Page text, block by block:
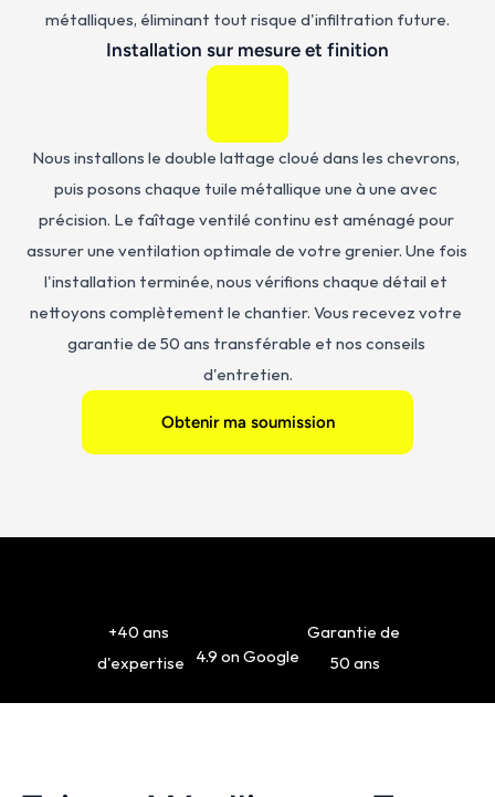
métalliques, éliminant tout risque d'infiltration future.
Installation sur mesure et finition
Nous installons le double lattage cloué dans les chevrons,
puis posons chaque tuile métallique une à une avec
précision. Le faîtage ventilé continu est aménagé pour
assurer une ventilation optimale de votre grenier. Une fois
l'installation terminée, nous vérifions chaque détail et
nettoyons complètement le chantier. Vous recevez votre
garantie de 50 ans transférable et nos conseils
d'entretien.
Obtenir ma soumission
+40 ans
d'expertise
4.9 on Google
Garantie de
50 ans